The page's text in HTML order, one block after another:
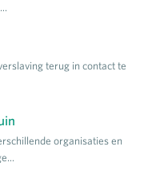
terug in contact te
organisaties en